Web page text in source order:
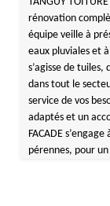
rénovation
équipe veille à
eaux pluviales et
s’agisse de tuiles,
dans tout le
service de vos
adaptés et un
FACADE
pérennes, pour